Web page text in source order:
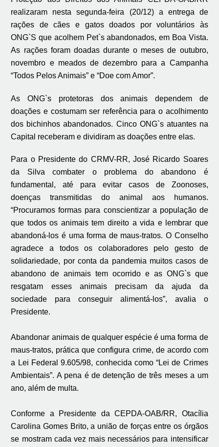
realizaram nesta segunda-feira (20/12) a entrega de
rações de cães e gatos doados por voluntários às
ONG`S que acolhem Pet`s abandonados, em Boa Vista.
As rações foram doadas durante o meses de outubro,
novembro e meados de dezembro para a Campanha
“Todos Pelos Animais” e “Doe com Amor”.
As ONG`s protetoras dos animais dependem de
doações e costumam ser referência para o acolhimento
dos bichinhos abandonados. Cinco ONG`s atuantes na
Capital receberam e dividiram as doações entre elas.
Para o Presidente do CRMV-RR, José Ricardo Soares
da Silva combater o problema do abandono é
fundamental, até para evitar casos de Zoonoses,
doenças transmitidas do animal aos humanos.
“Procuramos formas para conscientizar a população de
que todos os animais tem direito a vida e lembrar que
abandoná-los é uma forma de maus-tratos. O Conselho
agradece a todos os colaboradores pelo gesto de
solidariedade, por conta da pandemia muitos casos de
abandono de animais tem ocorrido e as ONG`s que
resgatam esses animais precisam da ajuda da
sociedade para conseguir alimentá-los”, avalia o
Presidente.
Abandonar animais de qualquer espécie é uma forma de
maus-tratos, prática que configura crime, de acordo com
a Lei Federal 9.605/98, conhecida como “Lei de Crimes
Ambientais”. A pena é de detenção de três meses a um
ano, além de multa.
Conforme a Presidente da CEPDA-OAB/RR, Otacília
Carolina Gomes Brito, a união de forças entre os órgãos
se mostram cada vez mais necessários para intensificar